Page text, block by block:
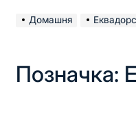
Домашня
Позначка: